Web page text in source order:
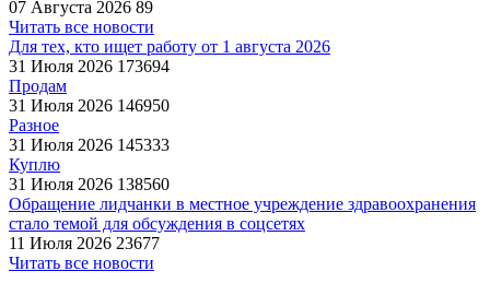
07 Августа 2026 89
Читать все новости
Для тех, кто ищет работу от 1 августа 2026
31 Июля 2026 173694
Продам
31 Июля 2026 146950
Разное
31 Июля 2026 145333
Куплю
31 Июля 2026 138560
Обращение лидчанки в местное учреждение здравоохранения
стало темой для обсуждения в соцсетях
11 Июля 2026 23677
Читать все новости